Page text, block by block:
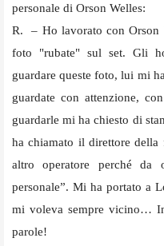
personale di Orson Welles:
R. – Ho lavorato con Orson
foto "rubate" sul set. Gli
guardare queste foto, lui mi
guardate con attenzione,
guardarle mi ha chiesto di
ha chiamato il direttore
altro operatore perché
personale”. Mi ha portato a
mi voleva sempre vicino…
parole!